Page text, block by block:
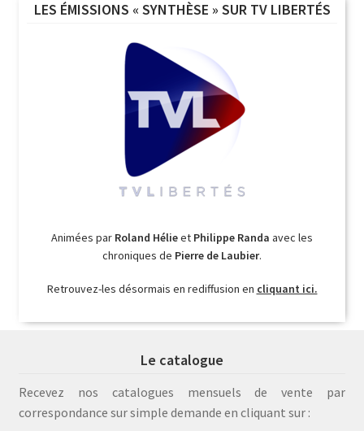
LES ÉMISSIONS « SYNTHÈSE » SUR TV LIBERTÉS
Animées par Roland Hélieet Philippe Randa avec les
chroniques de Pierre de Laubier.
Retrouvez-les désormais en rediffusion en cliquant ici.
Le catalogue
Recevez nos catalogues mensuels de vente par
correspondance sur simple demande en cliquant sur :